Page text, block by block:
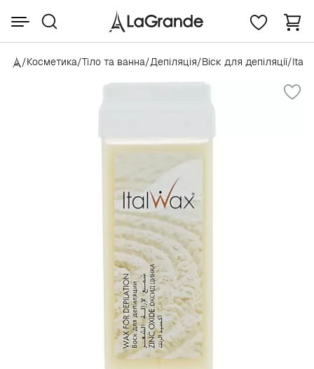
/Косметика/Тіло та ванна/Депіляція/Віск для депіляції/